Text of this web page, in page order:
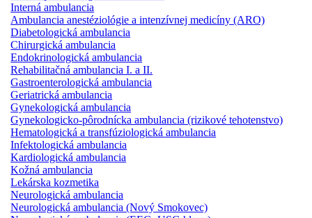
Interná ambulancia
Ambulancia anestéziológie a intenzívnej medicíny (ARO)
Diabetologická ambulancia
Chirurgická ambulancia
Endokrinologická ambulancia
Rehabilitačná ambulancia I. a II.
Gastroenterologická ambulancia
Geriatrická ambulancia
Gynekologická ambulancia
Gynekologicko-pôrodnícka ambulancia (rizikové tehotenstvo)
Hematologická a transfúziologická ambulancia
Infektologická ambulancia
Kardiologická ambulancia
Kožná ambulancia
Lekárska kozmetika
Neurologická ambulancia
Neurologická ambulancia (Nový Smokovec)